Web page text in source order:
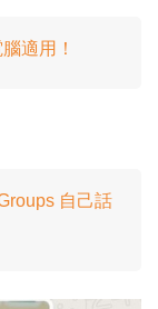
適用！
自己話